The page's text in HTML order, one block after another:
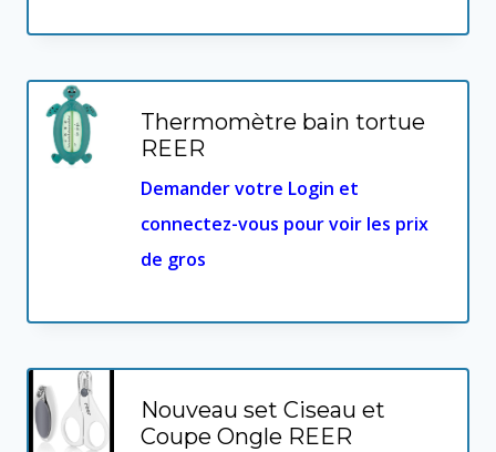
Thermomètre bain tortue
REER
Demander votre Login et
connectez-vous pour voir les prix
de gros
Nouveau set Ciseau et
Coupe Ongle REER